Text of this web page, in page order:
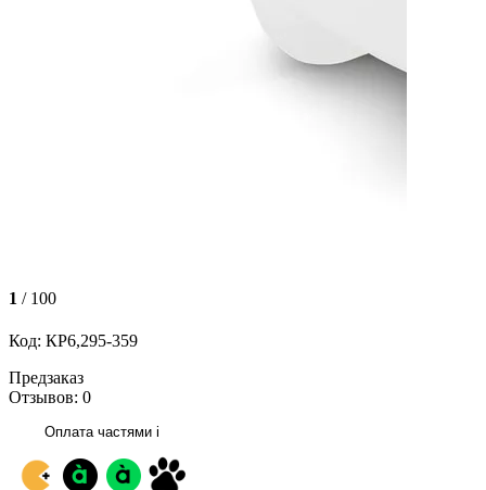
1 / 100
Код: КР6,295-359
Предзаказ
Отзывов: 0
Оплата частями i